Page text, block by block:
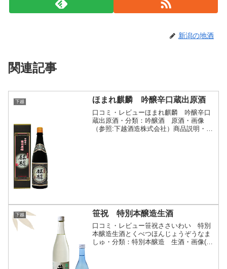
新潟の地酒
関連記事
下越 ほまれ麒麟 吟醸辛口蔵出原酒
口コミ・レビューほまれ麒麟 吟醸辛口
蔵出原酒・分類：吟醸酒 原酒・画像
（参照:下越酒造株式会社）商品説明・特
下越 笹祝 特別本醸造生酒
口コミ・レビュー笹祝ささいわい 特別
本醸造生酒とくべつほんじょうぞうなま
しゅ・分類：特別本醸造 生酒・画像(参